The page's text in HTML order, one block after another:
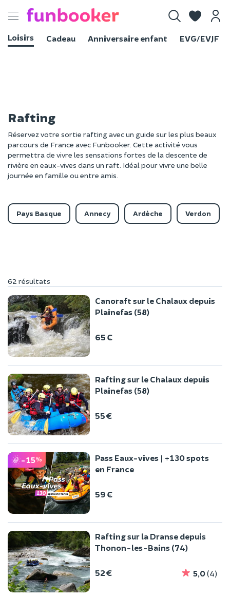
Toggle
Loisirs
Cadeau Anniversaire enfant EVG/EVJF
Rafting
Réservez votre sortie rafting avec un guide sur les plus beaux
parcours de France avec Funbooker. Cette activité vous
permettra de vivre les sensations fortes de la descente de
rivière en eaux-vives dans un raft. Idéal pour vivre une belle
journée en famille ou entre amis.
Pays Basque Annecy Ardèche Verdon
62 résultats
Canoraft sur le Chalaux depuis
Plainefas (58)
65 €
Rafting sur le Chalaux depuis
Plainefas (58)
55 €
-15%
Pass Eaux-vives | +130 spots
en France
59 €
Rafting sur la Dranse depuis
Thonon-les-Bains (74)
52 € 5,0(4)